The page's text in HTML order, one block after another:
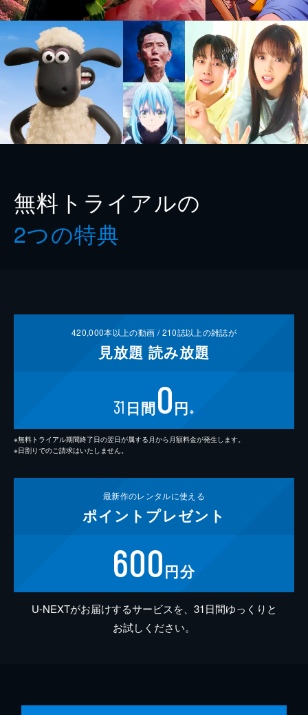
無料トライアルの
2つの特典
420,000本以上の動画 /210誌以上の雑誌が
見放題 読み放題
31 日間0円 ※
※無料トライアル期間終了日の翌日が属する月から月額料金が発生します。
※日割りでのご請求はいたしません。
最新作のレンタルに使える
ポイント プレゼント
600円分
U-NEXTがお届けするサービスを、31日間ゆっくりと
お試しください。